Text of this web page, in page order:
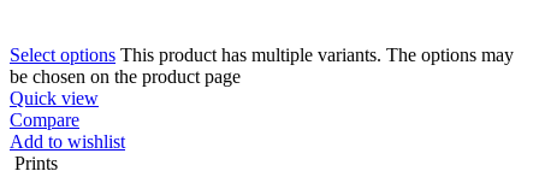
Select options This product has multiple variants. The options may
be chosen on the product page
Quick view
Compare
Add to wishlist
Prints